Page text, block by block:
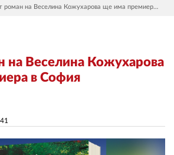
Новият роман на Веселина Кожухарова ще има премиера в София
на Веселина Кожухарова
в София
ДРУГИ
АВТОРИ
РЕДАКЦИЯ